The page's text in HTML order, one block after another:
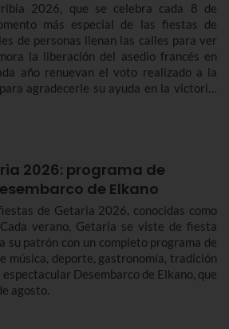
2026, que se celebra cada 8 de
más especial de las fiestas de
de personas llenan las calles para ver
la liberación del asedio francés en
año renuevan el voto realizado a la
agradecerle su ayuda en la victoria.
2026: programa de
de Elkano
de Getaria 2026, conocidas como
verano, Getaria se viste de fiesta
su patrón con un completo programa de
música, deporte, gastronomía, tradición
Desembarco de Elkano, que
agosto.